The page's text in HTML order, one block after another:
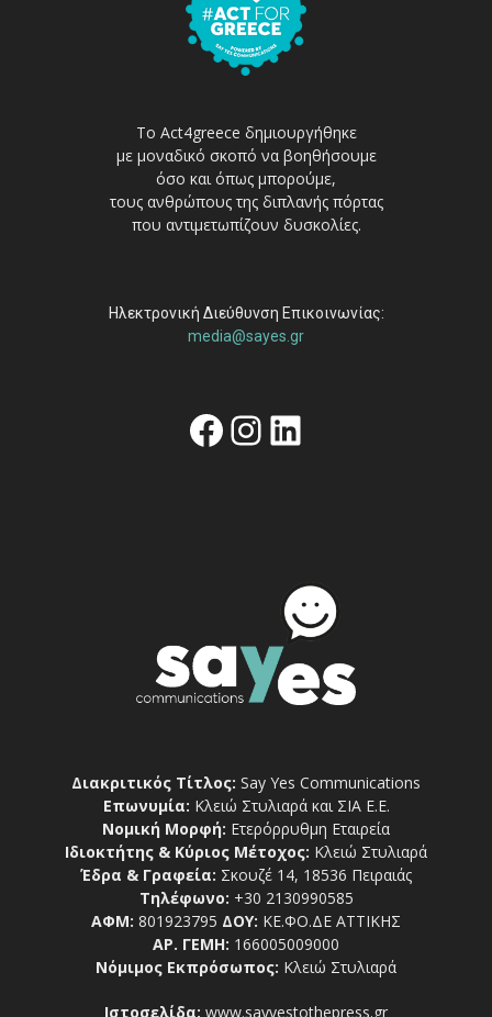
Το Act4greece δημιουργήθηκε
με μοναδικό σκοπό να βοηθήσουμε
όσο και όπως μπορούμε,
τους ανθρώπους της διπλανής πόρτας
που αντιμετωπίζουν δυσκολίες.
Ηλεκτρονική Διεύθυνση Επικοινωνίας:
media@sayes.gr
Facebook
Instagram
Linkedin
Διακριτικός Τίτλος: Say Yes Communications
Επωνυμία: Κλειώ Στυλιαρά και ΣΙΑ Ε.Ε.
Νομική Μορφή: Ετερόρρυθμη Εταιρεία
Ιδιοκτήτης & Κύριος Μέτοχος: Κλειώ Στυλιαρά
Έδρα & Γραφεία: Σκουζέ 14, 18536 Πειραιάς
Τηλέφωνο: +30 2130990585
ΑΦΜ: 801923795 ΔΟΥ: ΚΕ.ΦΟ.ΔΕ ΑΤΤΙΚΗΣ
ΑΡ. ΓΕΜΗ: 166005009000
Νόμιμος Εκπρόσωπος: Κλειώ Στυλιαρά
Ιστοσελίδα: www.sayyestothepress.gr